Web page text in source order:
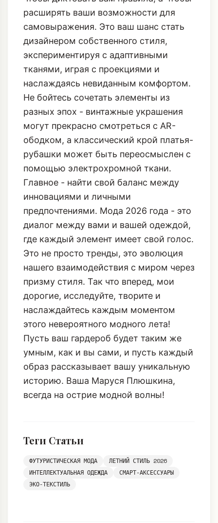
расширять ваши возможности для
самовыражения. Это ваш шанс стать
дизайнером собственного стиля,
экспериментируя с адаптивными
тканями, играя с проекциями и
наслаждаясь невиданным комфортом.
Не бойтесь сочетать элементы из
разных эпох - винтажные украшения
могут прекрасно смотреться с AR-
ободком, а классический крой платья-
рубашки может быть переосмыслен с
помощью электрохромной ткани.
Главное - найти свой баланс между
инновациями и личными
предпочтениями. Мода 2026 года - это
диалог между вами и вашей одеждой,
где каждый элемент имеет свой голос.
Это не просто тренды, это эволюция
нашего взаимодействия с миром через
призму стиля. Так что вперед, мои
дорогие, исследуйте, творите и
наслаждайтесь каждым моментом
этого невероятного модного лета!
Пусть ваш гардероб будет таким же
умным, как и вы сами, и пусть каждый
образ рассказывает вашу уникальную
историю. Ваша Маруся Плюшкина,
всегда на острие модной волны!
Теги Статьи
ФУТУРИСТИЧЕСКАЯ МОДА
ЛЕТНИЙ СТИЛЬ 2026
ИНТЕЛЛЕКТУАЛЬНАЯ ОДЕЖДА
СМАРТ-АКСЕССУАРЫ
ЭКО-ТЕКСТИЛЬ